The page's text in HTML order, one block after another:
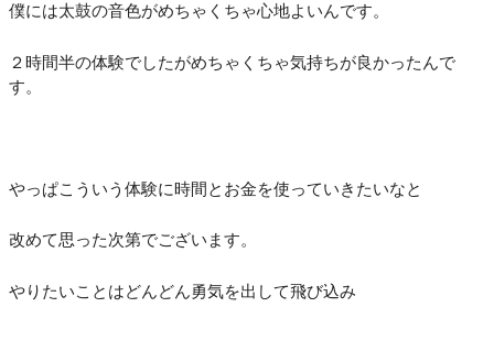
僕には太鼓の音色がめちゃくちゃ心地よいんです。
２時間半の体験でしたがめちゃくちゃ気持ちが良かったんで
す。
やっぱこういう体験に時間とお金を使っていきたいなと
改めて思った次第でございます。
やりたいことはどんどん勇気を出して飛び込み